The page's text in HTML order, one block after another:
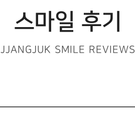
스마일 후기
JJANGJUK SMILE REVIEWS